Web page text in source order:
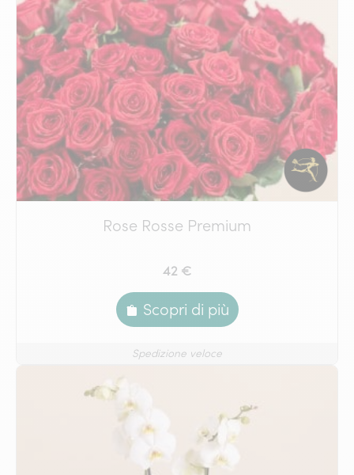
Rose Rosse Premium
42 €
Scopri di più
Spedizione veloce